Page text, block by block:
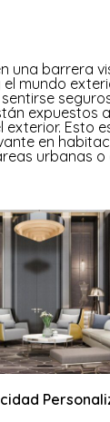
una barrera
mundo
expuestos
exterior. Esto
en
urbanas o